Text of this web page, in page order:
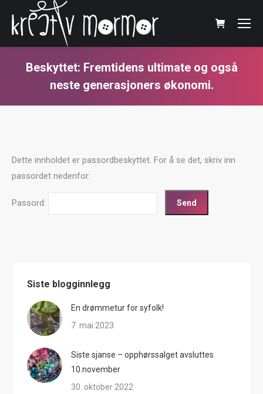
Beskyttet: Fremtidens ultimate og også
neste generasjoners økonomi.
Dette innholdet er passordbeskyttet. For å se det, skriv inn
passordet nedenfor:
Passord:
Siste blogginnlegg
En drømmetur for syfolk!
7. mai 2023
Siste sjanse – opphørssalget avsluttes
10.november
30. oktober 2022